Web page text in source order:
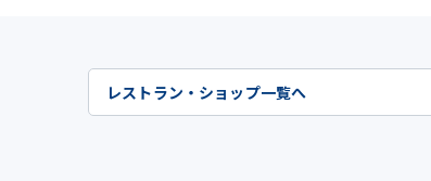
レストラン・ショップ一覧へ